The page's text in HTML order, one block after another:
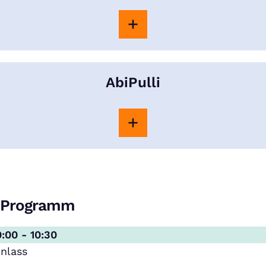
AbiPulli
Programm
- 10:30